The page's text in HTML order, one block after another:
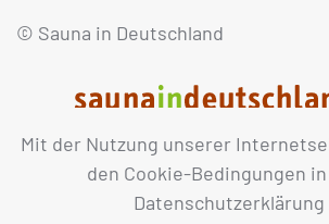
Mit der Nutzung unserer
den Cookie-Bedingungen
Datenschutzerklärung
© Sauna in Deutschland